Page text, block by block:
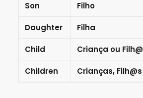
Son Filho
Daughter Filha
Child Criança ou Filh@
Children Crianças, Filh@s